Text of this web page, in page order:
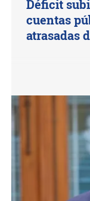
Déficit
cuentas
atrasadas